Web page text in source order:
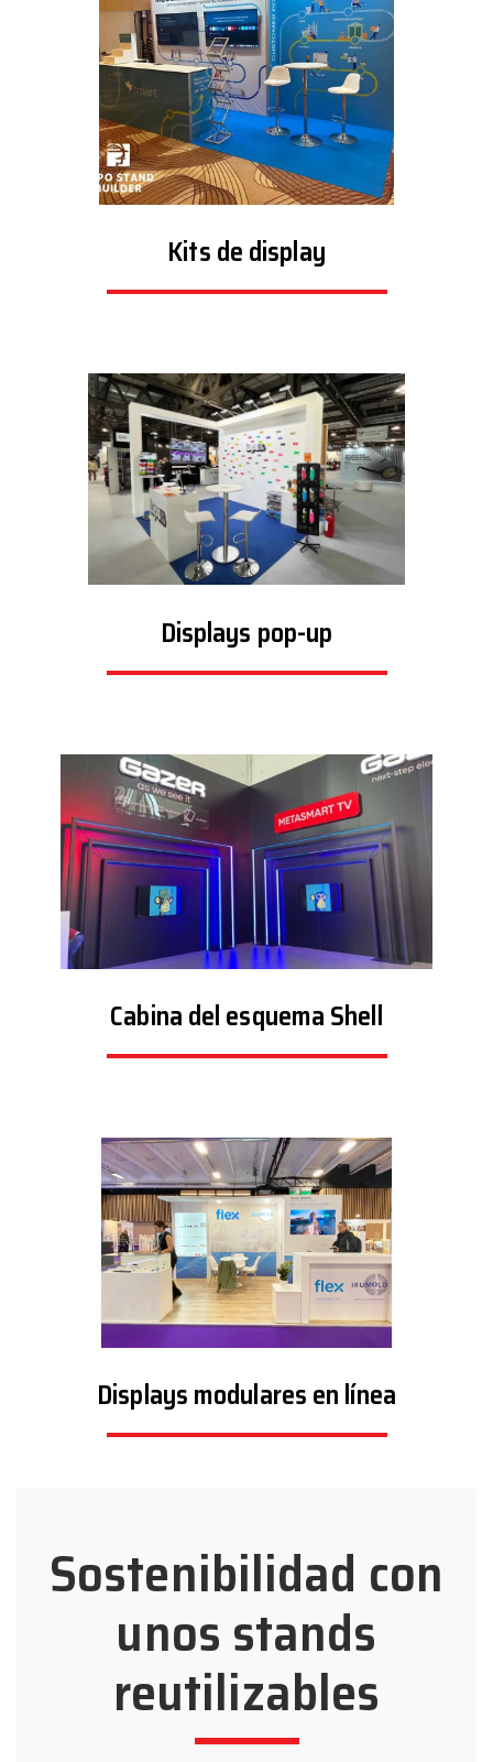
Kits de display
Displays pop-up
Cabina del esquema Shell
Displays modulares en línea
Sostenibilidad con
unos stands
reutilizables